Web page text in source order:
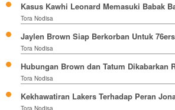
Kasus Kawhi Leonard Memasuki Babak
Tora Nodisa
Jaylen Brown Siap Berkorban Untuk 76ers
Tora Nodisa
Hubungan Brown dan Tatum Dikabarkan
Tora Nodisa
Kekhawatiran Lakers Terhadap Peran
Tora Nodisa